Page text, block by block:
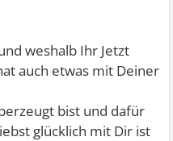
weshalb Ihr Jetzt
auch etwas mit Deiner
bist und dafür
glücklich mit Dir ist